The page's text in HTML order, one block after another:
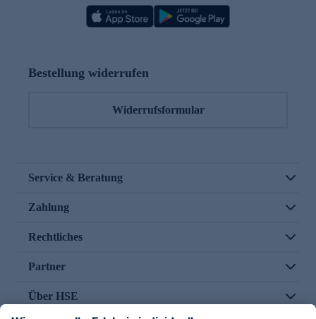
Bestellung widerrufen
Widerrufsformular
Service & Beratung
Zahlung
Rechtliches
Partner
Über HSE